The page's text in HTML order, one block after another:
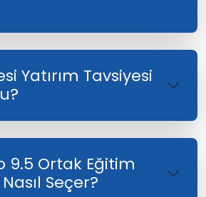
Yatırım Tavsiyesi
9.5 Ortak Eğitim
Seçer?